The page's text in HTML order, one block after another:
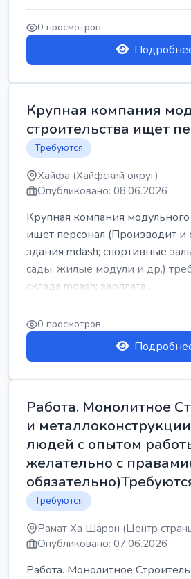
0 просмотров
Крупная компания
строительства ищет
Требуются
Хайфа (Хайфский округ)
Опубликовано: 08.06.2026
Крупная компания модульного
ищет персонал (Производит и
здания mdash; спортивные
сады, жилые модули и др.)
склада mdash; зарплата ...
0 просмотров
Работа. Монолитное
и
людей с опытом
желательно с
Требуются
Рамат Ха Шарон (Центр
Опубликовано: 07.06.2026
Работа. Монолитное